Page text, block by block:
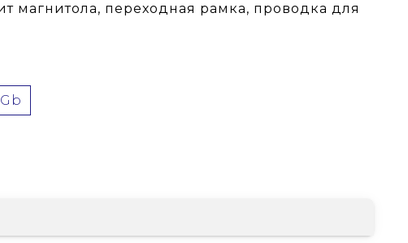
магнитола, переходная рамка, проводка для